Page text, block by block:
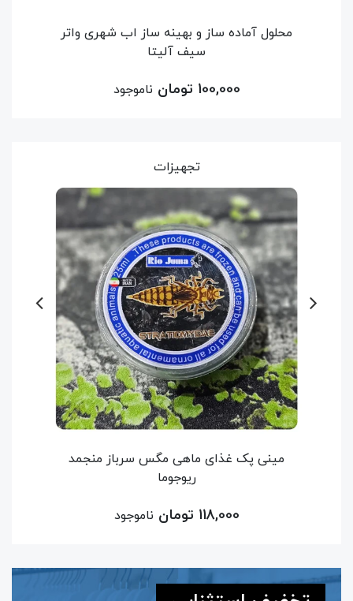
محلول آماده ساز و بهینه ساز اب شهری واتر
سیف آلیتا
100,000 تومان ناموجود
تجهیزات
مینی پک غذای ماهی مگس سرباز منجمد
ریوجوما
118,000 تومان ناموجود